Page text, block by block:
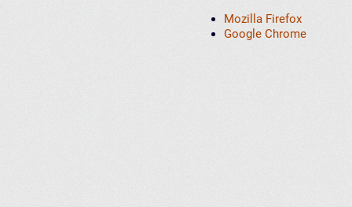
Mozilla Firefox
Google Chrome